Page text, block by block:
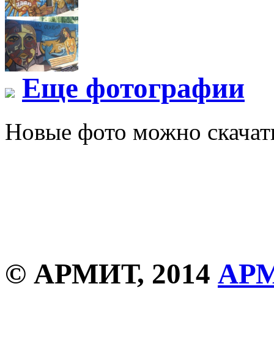
Еще фотографии
Новые фото можно
© АРМИТ, 2014